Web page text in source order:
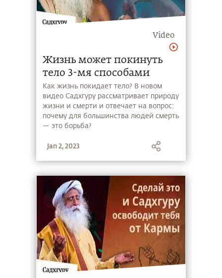
Video
Жизнь может покинуть
тело 3-мя способами
Как жизнь покидает тело? В новом
видео Садхгуру рассматривает природу
жизни и смерти и отвечает на вопрос:
почему для большинства людей смерть
— это борьба?
Jan 2, 2023